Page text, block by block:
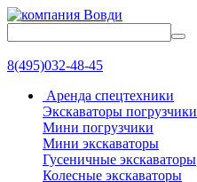
8(495)032-48-45
Аренда спецтехники
Экскаваторы погрузчики
Мини погрузчики
Мини экскаваторы
Гусеничные экскаваторы
Колесные экскаваторы